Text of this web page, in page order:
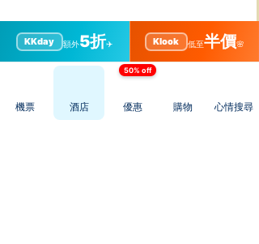
KKday 額外5折✈️ Klook 低至半價🌸
機票 酒店
50% off
優惠 購物 心情搜尋